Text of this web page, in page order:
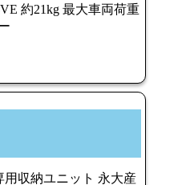
約21kg 最大車両荷重
用収納ユニット 永大産